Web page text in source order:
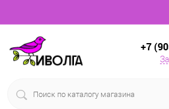
+7